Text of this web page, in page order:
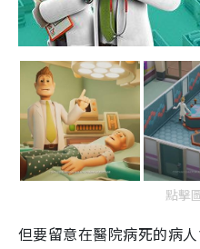
點擊
但要留意在醫院病死的病